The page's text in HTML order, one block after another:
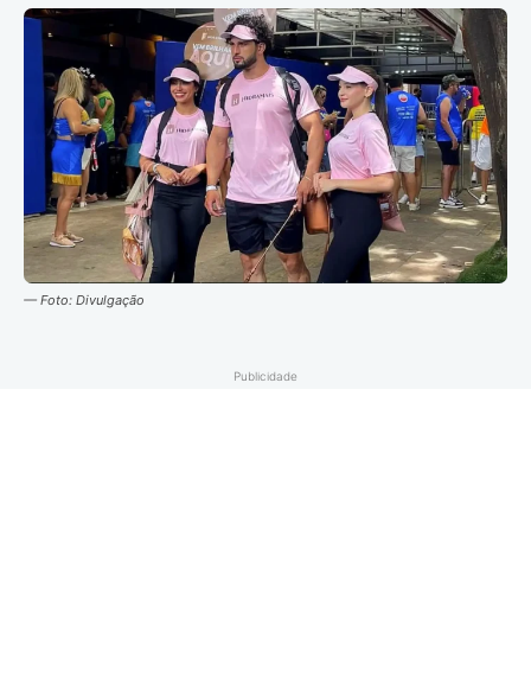
— Foto: Divulgação
Publicidade